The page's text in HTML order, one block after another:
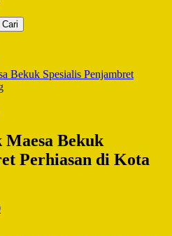
Bekuk Spesialis Penjambret
Maesa Bekuk
Perhiasan di Kota